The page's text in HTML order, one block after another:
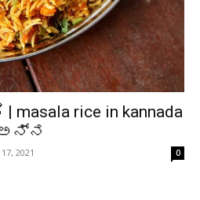
rice in kannada
2021 0